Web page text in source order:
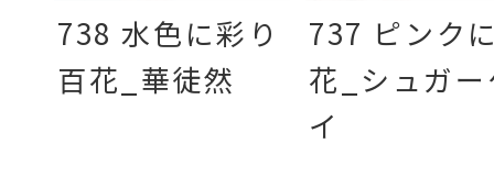
738 水色に彩り
百花_華徒然
737 ピンク
花_シュガ
イ